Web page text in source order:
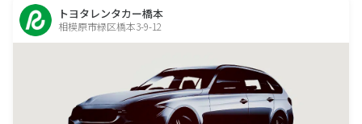
トヨタレンタカー橋本
相模原市緑区橋本3-9-12